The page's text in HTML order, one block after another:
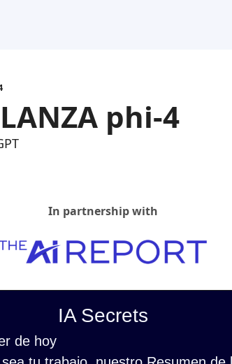
phi-4
In partnership with
IA Secrets
de hoy